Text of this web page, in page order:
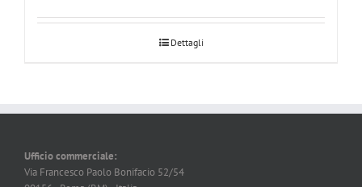
Dettagli
Ufficio commerciale:
Via Francesco Paolo Bonifacio 52/54